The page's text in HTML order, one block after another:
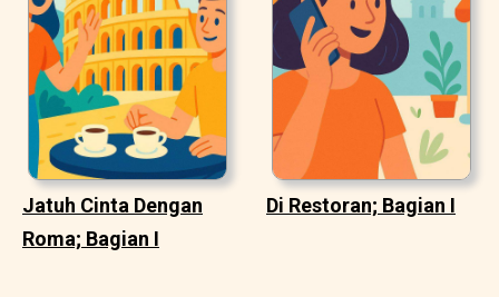
Jatuh Cinta Dengan
Roma; Bagian I
Di Restoran; Bagian I